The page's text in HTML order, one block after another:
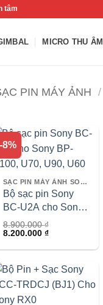
tâm
MICRO THU ÂM
PIN MÁY ẢNH /
-8%
SẠC PIN MÁY ẢNH SONY
Bộ sạc pin Sony
BC-U2A cho Sony
BP-U100, U70,
U90, U60
8.900.000₫
Giá
là:
8.200.000 ₫Giá
tại
8.200.000 ₫.